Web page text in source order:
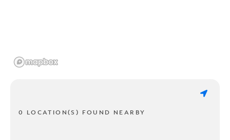
0 LOCATION(S) FOUND NEARBY